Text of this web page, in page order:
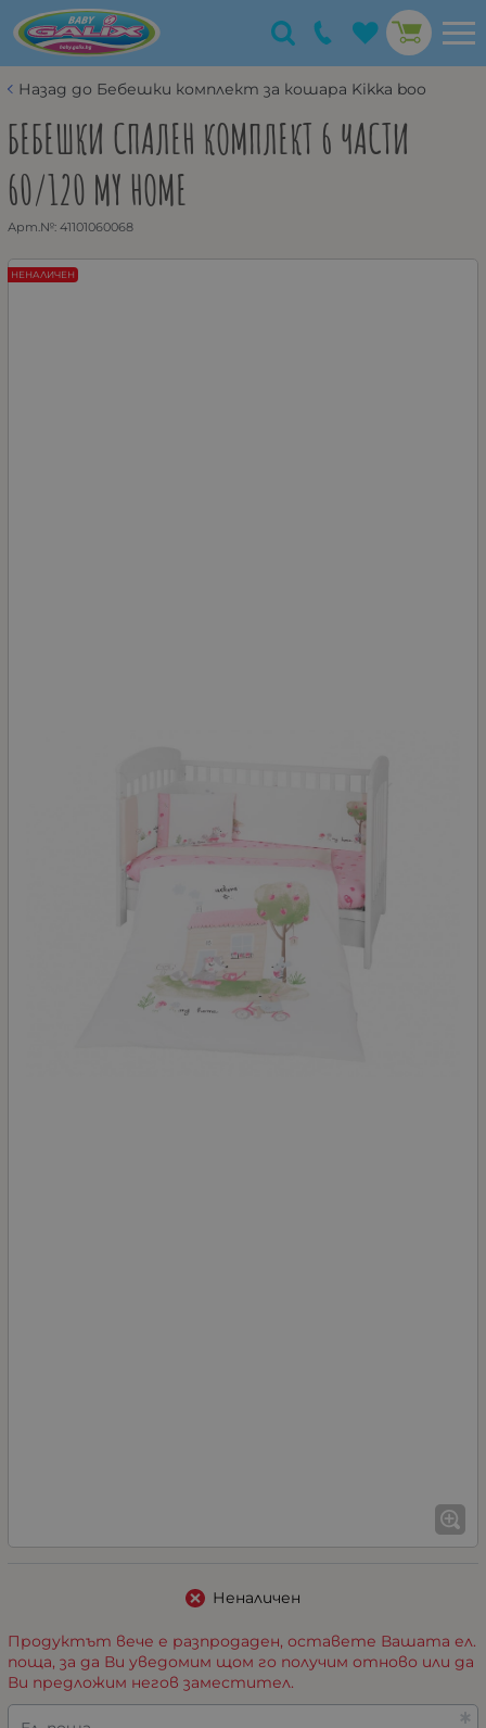
Назад до Бебешки комплект за кошара Kikka boo
БЕБЕШКИ СПАЛЕН КОМПЛЕКТ 6 ЧАСТИ
60/120 MY HOME
Арт.№: 41101060068
НЕНАЛИЧЕН
Неналичен
Продуктът вече е разпродаден, оставете Вашата ел.
поща, за да Ви уведомим щом го получим отново или да
Ви предложим негов заместител.